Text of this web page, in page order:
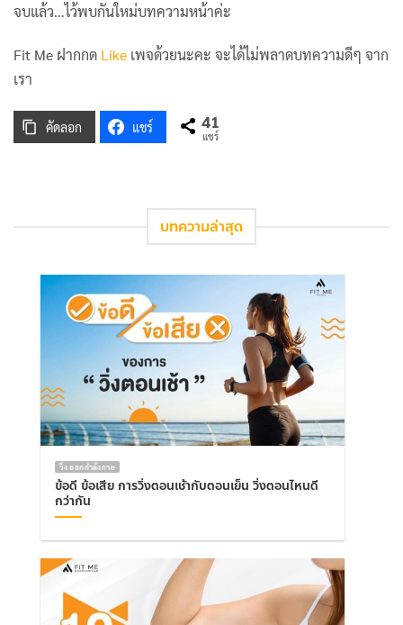
จบแล้ว…ไว้พบกันใหม่บทความหน้าค่ะ
Fit Me ฝากกด Like เพจด้วยนะคะ จะได้ไม่พลาดบทความดีๆ จาก
เรา
คัดลอก แชร์ 41
แชร์
บทความล่าสุด
วิ่ง ออกกำลังกาย
ข้อดี ข้อเสีย การวิ่งตอนเช้ากับตอนเย็น วิ่งตอนไหนดี
กว่ากัน